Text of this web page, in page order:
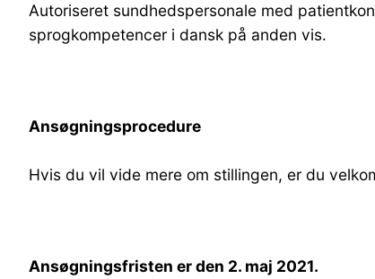
Autoriseret sundhedspersonale med
sprogkompetencer i dansk på anden vis.
Ansøgningsprocedure
Hvis du vil vide mere om stillingen, er du
Ansøgningsfristen er den 2. maj 2021.